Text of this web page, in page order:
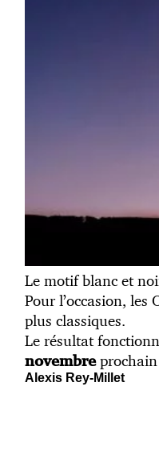
Le motif blanc et
Pour l’occasion,
plus classiques.
Le résultat
novembreprochain
Alexis Rey-Millet